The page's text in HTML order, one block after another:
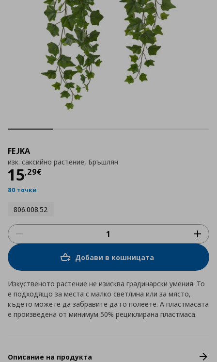
FEJKA
изк. саксийно растение, Бръшлян
15,29€
Цена
80 точки
806.008.52
Добави в кошницата
Изкуственото растение не изисква градинарски умения. То
е подходящо за места с малко светлина или за място,
където можете да забравите да го полеете. А пластмасата
е произведена от минимум 50% рециклирана пластмаса.
Описание на продукта